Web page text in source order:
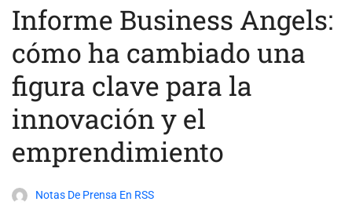
Informe Business Angels:
cómo ha cambiado una
figura clave para la
innovación y el
emprendimiento
Notas De Prensa En RSS